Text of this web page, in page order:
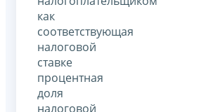
как
соответствующая
налоговой
ставке
процентная
доля
налоговой